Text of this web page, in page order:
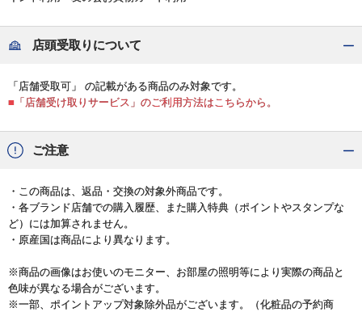
店頭受取りについて
「店舗受取可」 の記載がある商品のみ対象です。
■「店舗受け取りサービス」のご利用方法はこちらから。
ご注意
・この商品は、返品・交換の対象外商品です。
・各ブランド店舗での購入履歴、また購入特典（ポイントやスタンプな
ど）には加算されません。
・原産国は商品により異なります。
※商品の画像はお使いのモニター、お部屋の照明等により実際の商品と
色味が異なる場合がございます。
※一部、ポイントアップ対象除外品がございます。（化粧品の予約商